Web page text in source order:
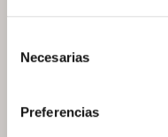
Necesarias
Preferencias